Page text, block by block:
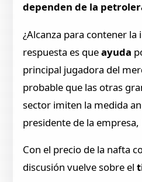
dependen de la
¿Alcanza para contener la
respuesta es queayuda
principal jugadora del
probable que las otras
sector imiten la medida
presidente de la
Con el precio de la nafta
discusión vuelve sobre el